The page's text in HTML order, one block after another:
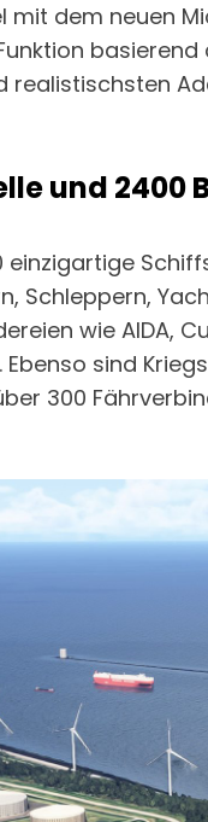
dem neuen
realistischsten
und 2400
einzigartige
Schleppern,
wie AIDA,
sind
300